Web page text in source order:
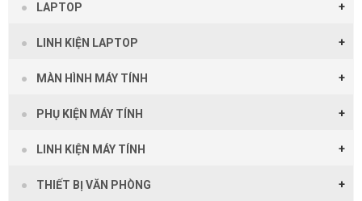
LAPTOP
LINH KIỆN LAPTOP
MÀN HÌNH MÁY TÍNH
PHỤ KIỆN MÁY TÍNH
LINH KIỆN MÁY TÍNH
THIẾT BỊ VĂN PHÒNG